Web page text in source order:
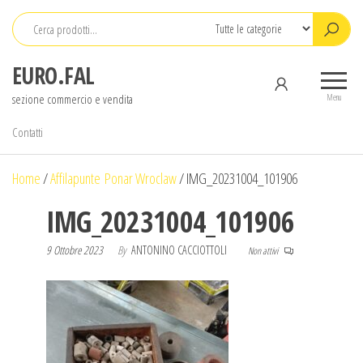
Salta
contenuto
EURO.FAL
sezione commercio e vendita Menu
Contatti
Home/Affilapunte Ponar Wroclaw/IMG_20231004_101906
IMG_20231004_101906
9 Ottobre 2023 By ANTONINO CACCIOTTOLI Non attivi